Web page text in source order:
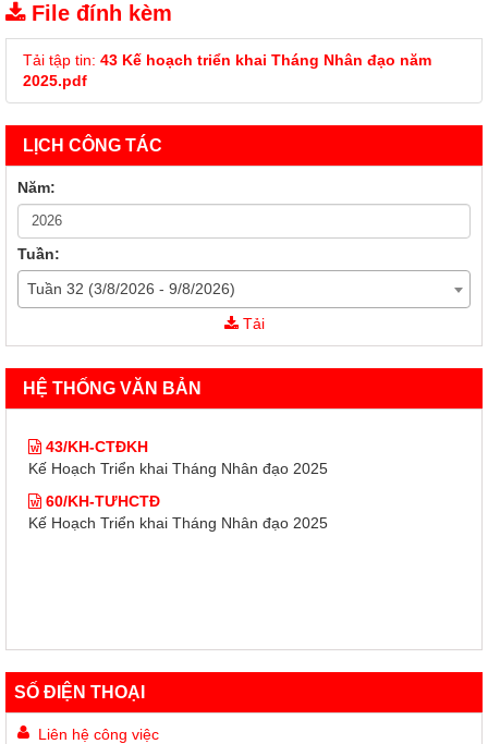
File đính kèm
Tải tập tin: 43 Kế hoạch triển khai Tháng Nhân đạo năm
2025.pdf
LỊCH CÔNG TÁC
Năm:
Tuần:
Tuần 32 (3/8/2026 - 9/8/2026)
Tải
HỆ THỐNG VĂN BẢN
Kế Hoạch Triển khai Tháng Nhân đạo 2025
60/KH-TƯHCTĐ
Kế Hoạch Triển khai Tháng Nhân đạo 2025
43/KH-CTĐKH
Kế Hoạch Triển khai Tháng Nhân đạo 2025
60/KH-TƯHCTĐ
Kế Hoạch Triển khai Tháng Nhân đạo 2025
SỐ ĐIỆN THOẠI
Liên hệ công việc